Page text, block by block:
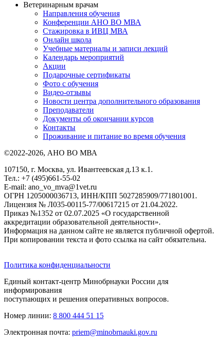
Ветеринарным врачам
Направления обучения
Конференции АНО ВО МВА
Стажировка в ИВЦ МВА
Онлайн школа
Учебные материалы и записи лекций
Календарь мероприятий
Акции
Подарочные сертификаты
Фото с обучения
Видео-отзывы
Новости центра дополнительного образования
Преподаватели
Документы об окончании курсов
Контакты
Проживание и питание во время обучения
©2022-2026, АНО ВО МВА
107150, г. Москва, ул. Ивантеевская д.13 к.1.
Тел.: +7 (495)661-55-02
E-mail: ano_vo_mva@1vet.ru
ОГРН 1205000036713, ИНН/КПП 5027285909/771801001.
Лицензия № Л035-00115-77/00617215 от 21.04.2022.
Приказ №1352 от 02.07.2025 «О государственной
аккредитации образовательной деятельности».
Информация на данном сайте не является публичной офертой.
При копировании текста и фото ссылка на сайт обязательна.
Политика конфиденциальности
Единый контакт-центр Минобрнауки России для
информирования
поступающих и решения оперативных вопросов.
Номер линии: 8 800 444 51 15
Электронная почта: priem@minobrnauki.gov.ru